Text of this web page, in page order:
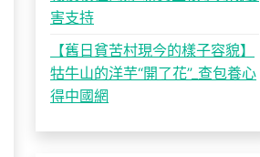
害支持
【舊日貧苦村現今的樣子容貌】
牯牛山的洋芋“開了花”_查包養心
得中國網